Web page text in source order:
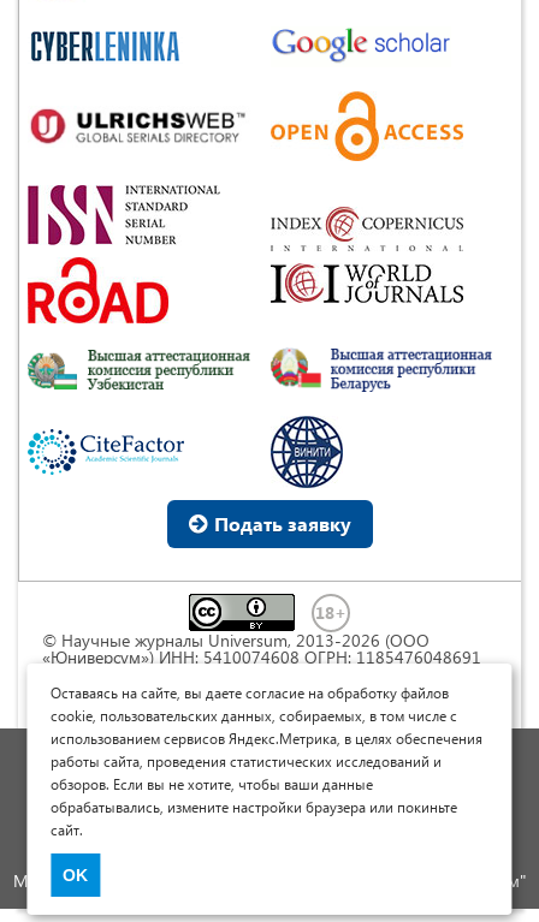
Подать заявку
© Научные журналы Universum, 2013-2026 (ООО
«Юниверсум») ИНН: 5410074608 ОГРН: 1185476048691
Commons « Attribution» («Атрибуция») 4.0
Непортированная
Политика обработки персональных данных
Договор оферты
Опубликовать научную статью
Международный научно-исследовательский журнал "Юниверсум"
Оставаясь на сайте, вы даете согласие на обработку файлов
cookie, пользовательских данных, собираемых, в том числе с
использованием сервисов Яндекс.Метрика, в целях обеспечения
работы сайта, проведения статистических исследований и
обзоров. Если вы не хотите, чтобы ваши данные
обрабатывались, измените настройки браузера или покиньте
сайт.
OK